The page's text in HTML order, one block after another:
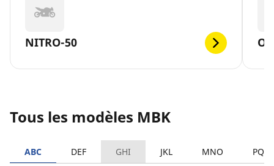
NITRO-50
Tous les modèles MBK
ABC DEF GHI JKL MNO PQRS